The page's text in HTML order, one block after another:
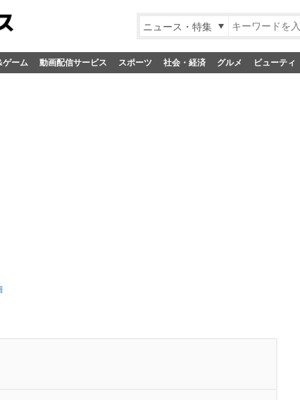
ニュース・特集
ゲーム 動画配信サービス スポーツ 社会・経済 グルメ ビューティ